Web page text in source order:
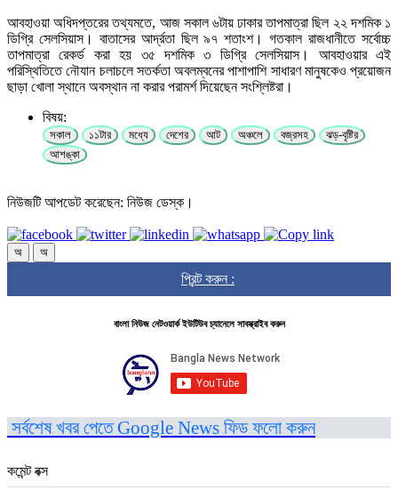
আবহাওয়া অধিদপ্তরের তথ্যমতে, আজ সকাল ৬টায় ঢাকার তাপমাত্রা ছিল ২২ দশমিক ১
ডিগ্রি সেলসিয়াস। বাতাসের আর্দ্রতা ছিল ৯৭ শতাংশ। গতকাল রাজধানীতে সর্বোচ্চ
তাপমাত্রা রেকর্ড করা হয় ৩৫ দশমিক ৩ ডিগ্রি সেলসিয়াস। আবহাওয়ার এই
পরিস্থিতিতে নৌযান চলাচলে সতর্কতা অবলম্বনের পাশাপাশি সাধারণ মানুষকেও প্রয়োজন
ছাড়া খোলা স্থানে অবস্থান না করার পরামর্শ দিয়েছেন সংশ্লিষ্টরা।
বিষয়:
সকাল ১১টার মধ্যে দেশের আট অঞ্চলে বজ্রসহ
ঝড়-বৃষ্টির
আশঙ্কা
নিউজটি আপডেট করেছেন: নিউজ ডেস্ক।
অ অ
প্রিন্ট করুন :
বাংলা নিউজ নেটওয়ার্ক ইউটিউব চ্যানেলে সাবস্ক্রাইব করুন
সর্বশেষ খবর পেতে Google News ফিড ফলো করুন
কমেন্ট বক্স